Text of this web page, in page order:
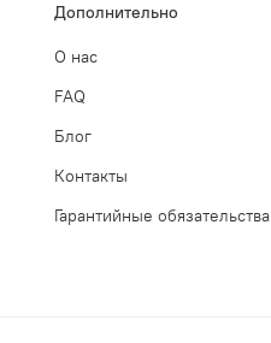
Дополнительно
О нас
FAQ
Блог
Контакты
Гарантийные обязательства